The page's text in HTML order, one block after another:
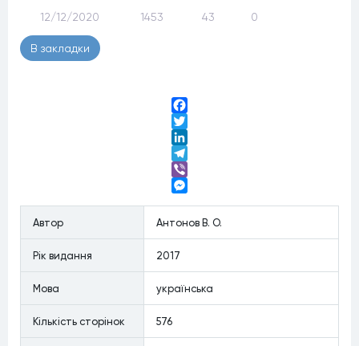
12/12/2020 1453 43 0
В закладки
Facebook
Twitter
LinkedIn
Telegram
Viber
Автор
Антонов В. О.
Рiк видання 2017
Мова українська
Кiлькiсть сторiнок 576